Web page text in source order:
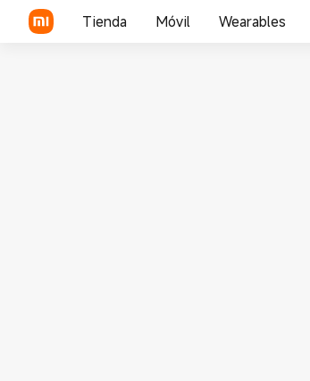
Tienda Móvil Wearables